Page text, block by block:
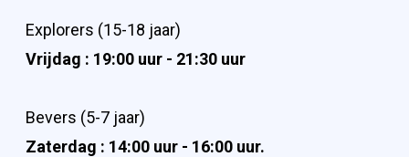
Explorers (15-18 jaar)
Vrijdag : 19:00 uur - 21:30 uur
Bevers (5-7 jaar)
Zaterdag : 14:00 uur - 16:00 uur.